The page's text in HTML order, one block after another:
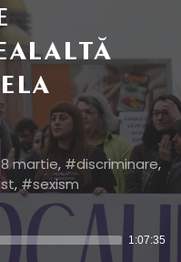
8 martie, discriminare,
, sexism
1:07:35